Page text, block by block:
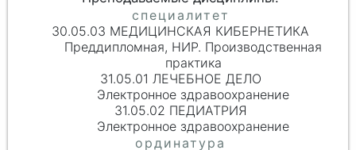
30.05.03 МЕДИЦИНСКАЯ КИБЕРНЕТИКА
Преддипломная, НИР. Производственная
практика
31.05.01 ЛЕЧЕБНОЕ ДЕЛО
Электронное здравоохранение
31.05.02 ПЕДИАТРИЯ
Электронное здравоохранение